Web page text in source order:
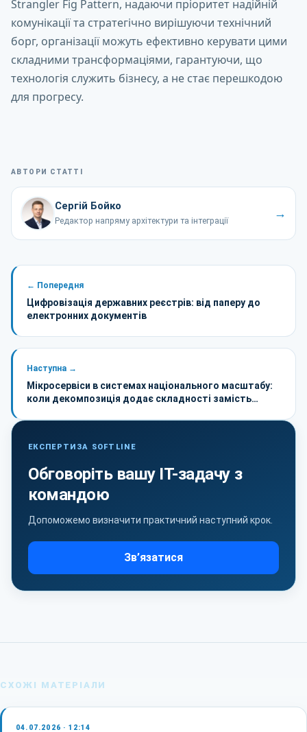
Strangler Fig Pattern, надаючи пріоритет надійній
комунікації та стратегічно вирішуючи технічний
борг, організації можуть ефективно керувати цими
складними трансформаціями, гарантуючи, що
технологія служить бізнесу, а не стає перешкодою
для прогресу.
АВТОРИ СТАТТІ
Сергій Бойко
Редактор напряму архітектури та інтеграції
→
← Попередня
Цифровізація державних реєстрів: від паперу до
електронних документів
Наступна →
Мікросервіси в системах національного масштабу:
коли декомпозиція додає складності замість
ЕКСПЕРТИЗА SOFTLINE
Обговоріть вашу ІТ-задачу з
командою
Допоможемо визначити практичний наступний крок.
Зв’язатися
СХОЖІ МАТЕРІАЛИ
04.07.2026 · 12:14